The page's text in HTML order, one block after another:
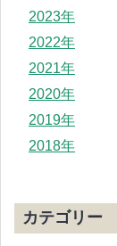
2023年
2022年
2021年
2020年
2019年
2018年
カテゴリー